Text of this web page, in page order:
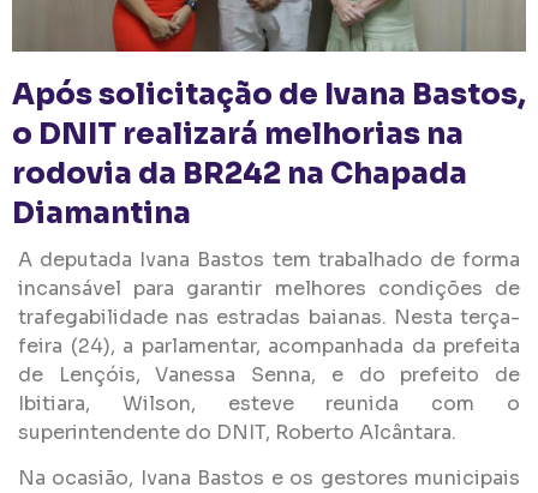
Após solicitação de Ivana Bastos,
o DNIT realizará melhorias na
rodovia da BR242 na Chapada
Diamantina
A deputada Ivana Bastos tem trabalhado de forma
incansável para garantir melhores condições de
trafegabilidade nas estradas baianas. Nesta terça-
feira (24), a parlamentar, acompanhada da prefeita
de Lençóis, Vanessa Senna, e do prefeito de
Ibitiara, Wilson, esteve reunida com o
superintendente do DNIT, Roberto Alcântara.
Na ocasião, Ivana Bastos e os gestores municipais